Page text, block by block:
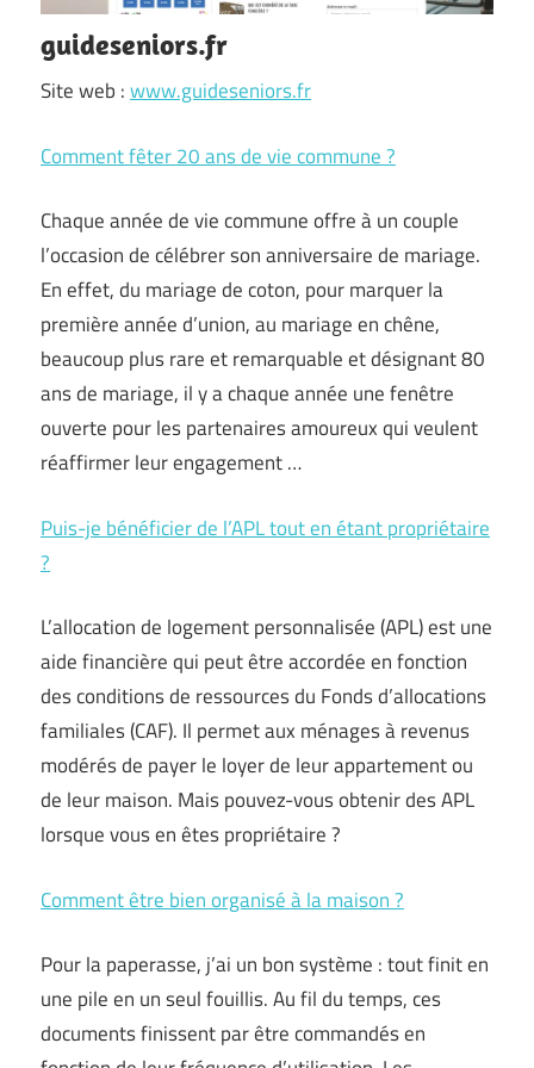
guideseniors.fr
Site web :www.guideseniors.fr
Comment fêter 20 ans de vie commune ?
Chaque année de vie commune offre à un couple
l’occasion de célébrer son anniversaire de mariage.
En effet, du mariage de coton, pour marquer la
première année d’union, au mariage en chêne,
beaucoup plus rare et remarquable et désignant 80
ans de mariage, il y a chaque année une fenêtre
ouverte pour les partenaires amoureux qui veulent
réaffirmer leur engagement …
Puis-je bénéficier de l’APL tout en étant propriétaire
?
L’allocation de logement personnalisée (APL) est une
aide financière qui peut être accordée en fonction
des conditions de ressources du Fonds d’allocations
familiales (CAF). Il permet aux ménages à revenus
modérés de payer le loyer de leur appartement ou
de leur maison. Mais pouvez-vous obtenir des APL
lorsque vous en êtes propriétaire ?
Comment être bien organisé à la maison ?
Pour la paperasse, j’ai un bon système : tout finit en
une pile en un seul fouillis. Au fil du temps, ces
documents finissent par être commandés en